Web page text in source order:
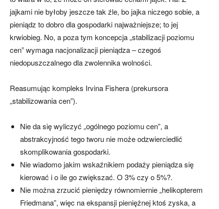
jajkami nie byłoby jeszcze tak źle, bo jajka niczego sobie, a
pieniądz to dobro dla gospodarki najważniejsze; to jej
krwiobieg. No, a poza tym koncepcja „stabilizacji poziomu
cen” wymaga nacjonalizacji pieniądza – czegoś
niedopuszczalnego dla zwolennika wolności.
Reasumując kompleks Irvina Fishera (prekursora
„stabilizowania cen”).
Nie da się wyliczyć „ogólnego poziomu cen”, a
abstrakcyjność tego tworu nie może odzwierciedlić
skomplikowania gospodarki.
Nie wiadomo jakim wskaźnikiem podaży pieniądza się
kierować i o ile go zwiększać. O 3% czy o 5%?.
Nie można zrzucić pieniędzy równomiernie „helikopterem
Friedmana”, więc na ekspansji pieniężnej ktoś zyska, a